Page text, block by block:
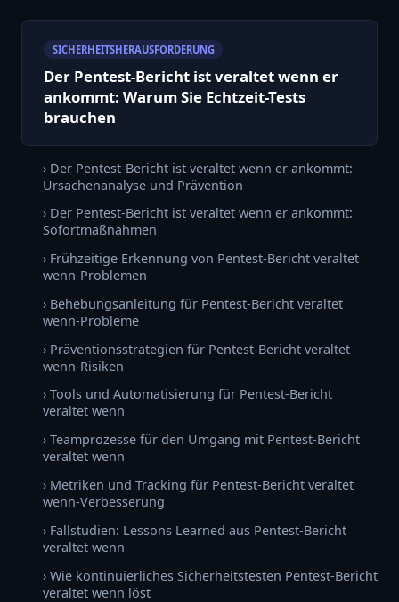
SICHERHEITSHERAUSFORDERUNG
Der Pentest-Bericht ist veraltet wenn er
ankommt: Warum Sie Echtzeit-Tests
brauchen
› Der Pentest-Bericht ist veraltet wenn er ankommt:
Ursachenanalyse und Prävention
› Der Pentest-Bericht ist veraltet wenn er ankommt:
Sofortmaßnahmen
› Frühzeitige Erkennung von Pentest-Bericht veraltet
wenn-Problemen
› Behebungsanleitung für Pentest-Bericht veraltet
wenn-Probleme
› Präventionsstrategien für Pentest-Bericht veraltet
wenn-Risiken
› Tools und Automatisierung für Pentest-Bericht
veraltet wenn
› Teamprozesse für den Umgang mit Pentest-Bericht
veraltet wenn
› Metriken und Tracking für Pentest-Bericht veraltet
wenn-Verbesserung
› Fallstudien: Lessons Learned aus Pentest-Bericht
veraltet wenn
› Wie kontinuierliches Sicherheitstesten Pentest-Bericht
veraltet wenn löst